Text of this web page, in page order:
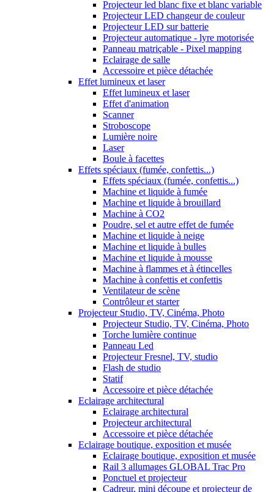
Projecteur led blanc fixe et blanc variable
Projecteur LED changeur de couleur
Projecteur LED sur batterie
Projecteur automatique - lyre motorisée
Panneau matriçable - Pixel mapping
Eclairage de salle
Accessoire et pièce détachée
Effet lumineux et laser
Effet lumineux et laser
Effet d'animation
Scanner
Stroboscope
Lumière noire
Laser
Boule à facettes
Effets spéciaux (fumée, confettis...)
Effets spéciaux (fumée, confettis...)
Machine et liquide à fumée
Machine et liquide à brouillard
Machine à CO2
Poudre, sel et autre effet de fumée
Machine et liquide à neige
Machine et liquide à bulles
Machine et liquide à mousse
Machine à flammes et à étincelles
Machine à confettis et confettis
Ventilateur de scène
Contrôleur et starter
Projecteur Studio, TV, Cinéma, Photo
Projecteur Studio, TV, Cinéma, Photo
Torche lumière continue
Panneau Led
Projecteur Fresnel, TV, studio
Flash de studio
Statif
Accessoire et pièce détachée
Eclairage architectural
Eclairage architectural
Projecteur architectural
Accessoire et pièce détachée
Eclairage boutique, exposition et musée
Eclairage boutique, exposition et musée
Rail 3 allumages GLOBAL Trac Pro
Ponctuel et projecteur
Cadreur, mini découpe et projecteur de